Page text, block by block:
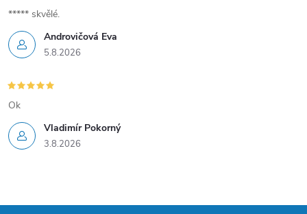
Androvičová Eva
5.8.2026
***** skvělé.
Vladimír Pokorný
3.8.2026
Ok